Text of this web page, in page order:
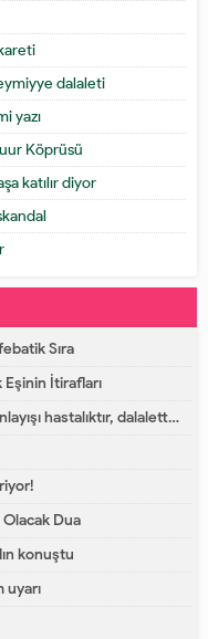
dalaleti
yazı
Köprüsü
katılır diyor
Sıra
Eşinin İtirafları
Mehmet Kırkıncı: Sünnetsiz Kur’an anlayışı hastalıktır, dalalettir!
Dua
konuştu
uyarı